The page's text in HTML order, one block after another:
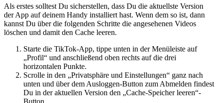
Als erstes solltest Du sicherstellen, dass Du die aktuellste Version
der App auf deinem Handy installiert hast. Wenn dem so ist, dann
kannst Du über die folgenden Schritte die angesehenen Videos
löschen und damit den Cache leeren.
Starte die TikTok-App, tippe unten in der Menüleiste auf
„Profil“ und anschließend oben rechts auf die drei
horizontalen Punkte.
Scrolle in den „Privatsphäre und Einstellungen“ ganz nach
unten und über dem Ausloggen-Button zum Abmelden findest
Du in der aktuellen Version den „Cache-Speicher leeren“-
Button.